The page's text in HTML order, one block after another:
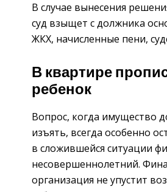
В случае вынесения
суд взыщет с должника
ЖКХ, начисленные пени,
В квартире
ребенок
Вопрос, когда имущество
изъять, всегда особенно
в сложившейся ситуации
несовершеннолетний.
организация не упустит